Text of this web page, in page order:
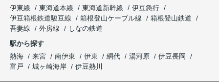
伊東線
東海道本線 東海道新幹線
伊豆急行
伊豆箱根鉄道駿豆線
箱根登山ケーブル線
箱根登山鉄道
吾妻線
外房線
しなの鉄道
駅から探す
熱海
来宮 南伊東 伊東 網代 湯河原
伊豆長岡
富戸
城ヶ崎海岸 伊豆熱川